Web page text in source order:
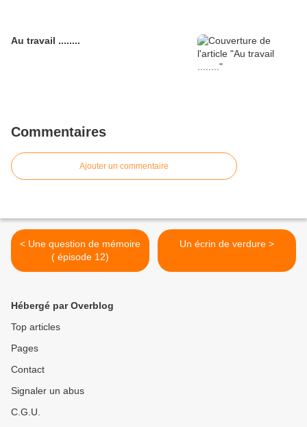
Au travail ........
Commentaires
Ajouter un commentaire
< Une question de mémoire
( épisode 12)
Un écrin de verdure >
Hébergé par Overblog
Top articles
Pages
Contact
Signaler un abus
C.G.U.